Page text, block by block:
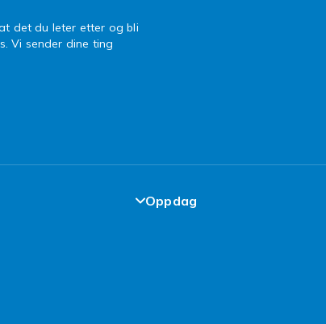
det du leter etter og bli
Vi sender dine ting
Oppdag